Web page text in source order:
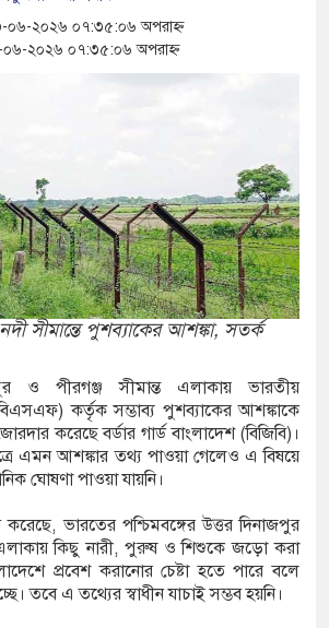
উন্নয়ন: ফকির মাহবুব আনাম
গ্রেপ্তার
একটি চক্র সক্রিয়:
যুবলীগ নেতা
থেকে পড়ে ছাত্রদল
৭৭৬
আটক, পিকআপ জব্দ
২০২৬ ০৭:৩৫:০৬ অপরাহ্ন
২০২৬ ০৭:৩৫:০৬ অপরাহ্ন
সীমান্তে পুশব্যাকের আশঙ্কা, সতর্ক
ও পীরগঞ্জ সীমান্ত এলাকায় ভারতীয়
(বিএসএফ) কর্তৃক সম্ভাব্য পুশব্যাকের আশঙ্কাকে
করেছে বর্ডার গার্ড বাংলাদেশ (বিজিবি)।
সূত্রে এমন আশঙ্কার তথ্য পাওয়া গেলেও এ বিষয়ে
ঘোষণা পাওয়া যায়নি।
করেছে, ভারতের পশ্চিমবঙ্গের উত্তর দিনাজপুর
এলাকায় কিছু নারী, পুরুষ ও শিশুকে জড়ো করা
প্রবেশ করানোর চেষ্টা হতে পারে বলে
তবে এ তথ্যের স্বাধীন যাচাই সম্ভব হয়নি।